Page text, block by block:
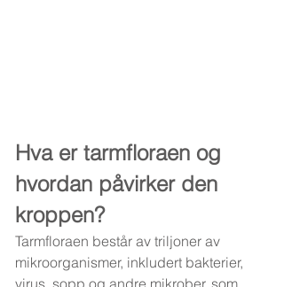
Hva er tarmfloraen og
hvordan påvirker den
kroppen?
Tarmfloraen består av triljoner av
mikroorganismer, inkludert bakterier,